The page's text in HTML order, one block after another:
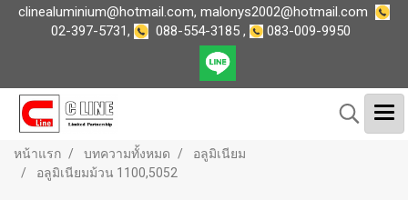
clinealuminium@hotmail.com, malonys2002@hotmail.com
02-397-5731, 088-554-3185, 083-009-9950
หน้าแรก บทความทั้งหมด
อลูมิเนียม
อลูมิเนียมม้วน 1100,5052